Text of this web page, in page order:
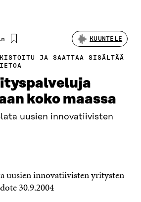
KUUNTELE
JA SAATTAA SISÄLTÄÄ
koko maassa
uusien innovatiivisten
uusien innovatiivisten yritysten
30.9.2004